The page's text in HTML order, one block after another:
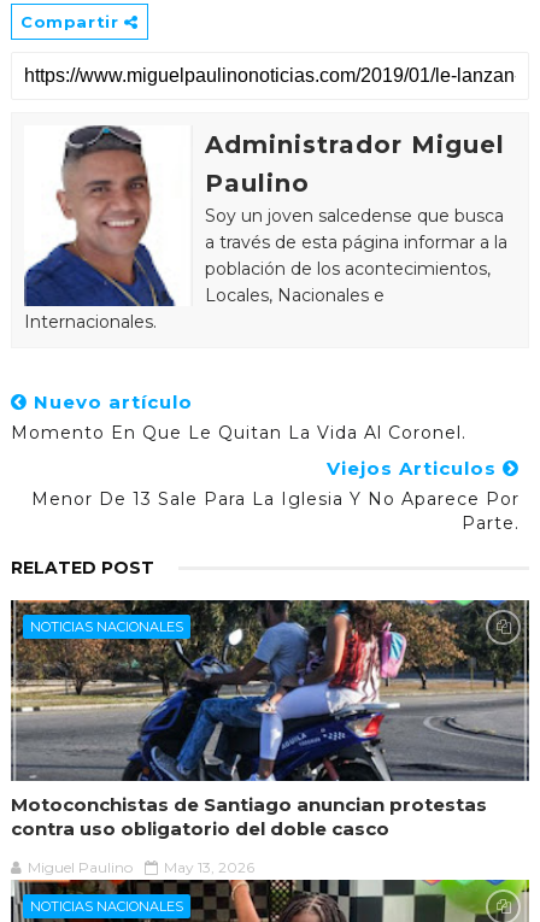
Compartir
Administrador Miguel
Paulino
Soy un joven salcedense que busca
a través de esta página informar a la
población de los acontecimientos,
Locales, Nacionales e
Internacionales.
Nuevo artículo
Momento En Que Le Quitan La Vida Al Coronel.
Viejos Articulos
Menor De 13 Sale Para La Iglesia Y No Aparece Por
Parte.
RELATED POST
NOTICIAS NACIONALES
Motoconchistas de Santiago anuncian protestas
contra uso obligatorio del doble casco
Miguel Paulino May 13, 2026
NOTICIAS NACIONALES